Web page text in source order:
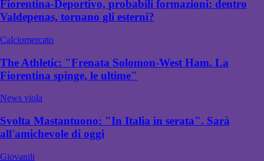
Fiorentina-Deportivo, probabili formazioni: dentro
Valdepenas, tornano gli esterni?
Calciomercato
The Athletic: "Frenata Solomon-West Ham. La
Fiorentina spinge, le ultime"
News viola
Svolta Mastantuono: "In Italia in serata". Sarà
all'amichevole di oggi
Giovanili